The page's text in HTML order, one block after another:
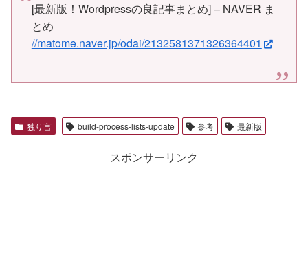
[最新版！Wordpressの良記事まとめ] – NAVER ま
とめ
//matome.naver.jp/odai/2132581371326364401
独り言 build-process-lists-update 参考 最新版
スポンサーリンク